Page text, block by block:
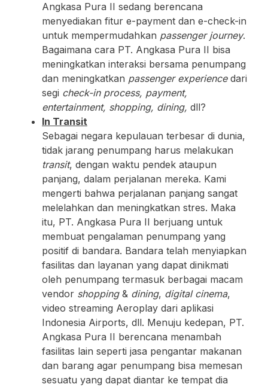
Angkasa Pura II sedang berencana
menyediakan fitur e-payment dan e-check-in
untuk mempermudahkan passenger journey.
Bagaimana cara PT. Angkasa Pura II bisa
meningkatkan interaksi bersama penumpang
dan meningkatkan passenger experiencedari
segi check-in process, payment,
entertainment, shopping, dining, dll?
In Transit
Sebagai negara kepulauan terbesar di dunia,
tidak jarang penumpang harus melakukan
transit, dengan waktu pendek ataupun
panjang, dalam perjalanan mereka. Kami
mengerti bahwa perjalanan panjang sangat
melelahkan dan meningkatkan stres. Maka
itu, PT. Angkasa Pura II berjuang untuk
membuat pengalaman penumpang yang
positif di bandara. Bandara telah menyiapkan
fasilitas dan layanan yang dapat dinikmati
oleh penumpang termasuk berbagai macam
vendor shopping & dining, digital cinema,
video streaming Aeroplay dari aplikasi
Indonesia Airports, dll. Menuju kedepan, PT.
Angkasa Pura II berencana menambah
fasilitas lain seperti jasa pengantar makanan
dan barang agar penumpang bisa memesan
sesuatu yang dapat diantar ke tempat dia